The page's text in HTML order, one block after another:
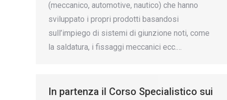
(meccanico, automotive, nautico) che hanno
sviluppato i propri prodotti basandosi
sull’impiego di sistemi di giunzione noti, come
la saldatura, i fissaggi meccanici ecc.…
In partenza il Corso Specialistico sui